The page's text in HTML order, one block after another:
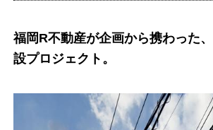
福岡R不動産が企画から携わった
設プロジェクト。